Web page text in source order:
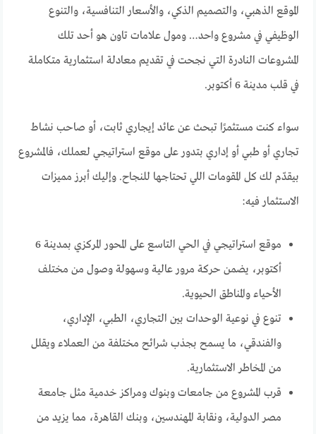
الموقع الذهبي، والتصميم الذكي، والأسعار التنافسية، والتنوع
الوظيفي في مشروع واحد… ومول علامات تاون هو أحد تلك
المشروعات النادرة التي نجحت في تقديم معادلة استثمارية متكاملة
في قلب مدينة 6 أكتوبر.
سواء كنت مستثمرًا تبحث عن عائد إيجاري ثابت، أو صاحب نشاط
تجاري أو طبي أو إداري بتدور على موقع استراتيجي لعملك، فالمشروع
بيقدّم لك كل المقومات اللي تحتاجها للنجاح. وإليك أبرز مميزات
الاستثمار فيه:
موقع استراتيجي في الحي التاسع على المحور المركزي بمدينة 6
أكتوبر، يضمن حركة مرور عالية وسهولة وصول من مختلف
الأحياء والمناطق الحيوية.
تنوع في نوعية الوحدات بين التجاري، الطبي، الإداري،
والفندقي، ما يسمح بجذب شرائح مختلفة من العملاء ويقلل
من المخاطر الاستثمارية.
قرب المشروع من جامعات وبنوك ومراكز خدمية مثل جامعة
مصر الدولية، ونقابة المهندسين، وبنك القاهرة، مما يزيد من